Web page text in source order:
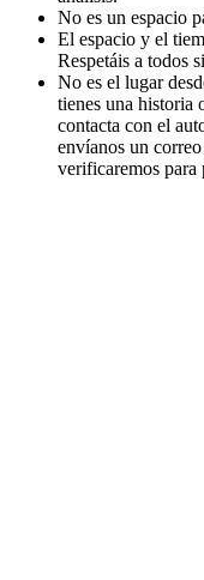
No es un espacio
El espacio y el
Respetáis a todos
No es el lugar
tienes una historia
contacta con el
envíanos un
verificaremos